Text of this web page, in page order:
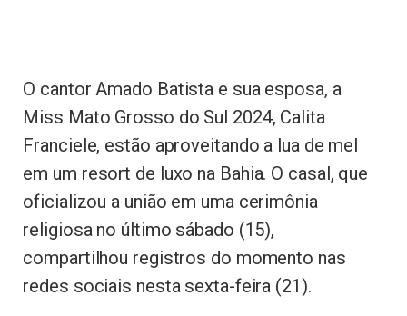
O cantor Amado Batista e sua esposa, a
Miss Mato Grosso do Sul 2024, Calita
Franciele, estão aproveitando a lua de mel
em um resort de luxo na Bahia. O casal, que
oficializou a união em uma cerimônia
religiosa no último sábado (15),
compartilhou registros do momento nas
redes sociais nesta sexta-feira (21).